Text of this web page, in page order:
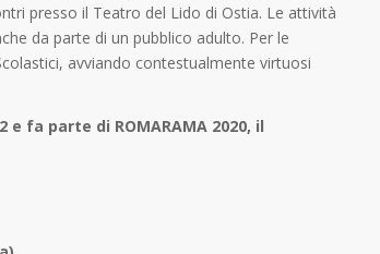
presso il Teatro del Lido di Ostia. Le attività
da parte di un pubblico adulto. Per le
avviando contestualmente virtuosi
e fa parte di ROMARAMA 2020, il